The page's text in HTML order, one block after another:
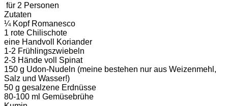
für 2 Personen
Zutaten
¼ Kopf Romanesco
1 rote Chilischote
eine Handvoll Koriander
1-2 Frühlingszwiebeln
2-3 Hände voll Spinat
150 g Udon-Nudeln (meine bestehen nur aus Weizenmehl,
Salz und Wasser!)
50 g gesalzene Erdnüsse
80-100 ml Gemüsebrühe